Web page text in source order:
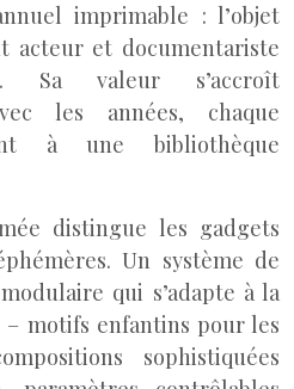
imprimable : l’objet
acteur et documentariste
Sa valeur s’accroît
les années, chaque
à une bibliothèque
distingue les gadgets
Un système de
qui s’adapte à la
– motifs enfantins pour les
sophistiquées